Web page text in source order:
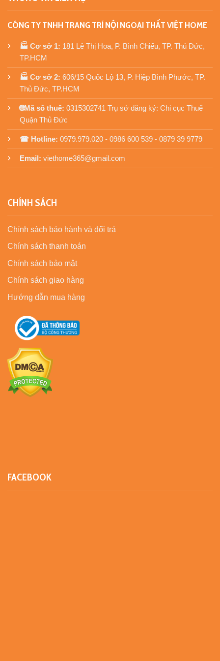
CÔNG TY TNHH TRANG TRÍ NỘI NGOẠI THẤT VIỆT HOME
🏭 Cơ sở 1: 181 Lê Thị Hoa, P. Bình Chiểu, TP. Thủ Đức,
TP.HCM
🏭 Cơ sở 2: 606/15 Quốc Lộ 13, P. Hiệp Bình Phước, TP.
Thủ Đức, TP.HCM
🌐Mã số thuế: 0315302741 Trụ sở đăng ký: Chi cục Thuế
Quận Thủ Đức
☎ Hotline: 0979.979.020 - 0986 600 539 - 0879 39 9779
Email: viethome365@gmail.com
CHÍNH SÁCH
Chính sách bảo hành và đổi trả
Chính sách thanh toán
Chính sách bảo mật
Chính sách giao hàng
Hướng dẫn mua hàng
FACEBOOK